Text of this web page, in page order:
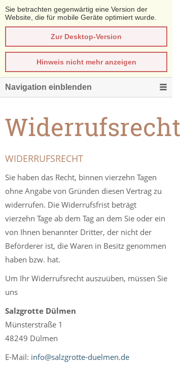
Sie betrachten gegenwärtig eine Version der
Website, die für mobile Geräte optimiert wurde.
Zur Desktop-Version
Hinweis nicht mehr anzeigen
Navigation einblenden
Widerrufsrecht
WIDERRUFSRECHT
Sie haben das Recht, binnen vierzehn Tagen
ohne Angabe von Gründen diesen Vertrag zu
widerrufen. Die Widerrufsfrist beträgt
vierzehn Tage ab dem Tag an dem Sie oder ein
von Ihnen benannter Dritter, der nicht der
Beförderer ist, die Waren in Besitz genommen
haben bzw. hat.
Um Ihr Widerrufsrecht auszuüben, müssen Sie
uns
Salzgrotte Dülmen
Münsterstraße 1
48249 Dülmen
E-Mail: info@salzgrotte-duelmen.de